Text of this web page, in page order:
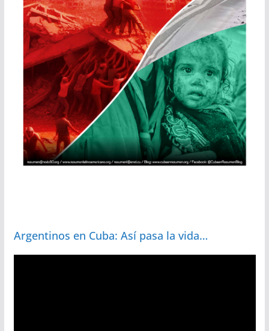
Argentinos en Cuba: Así pasa la vida…